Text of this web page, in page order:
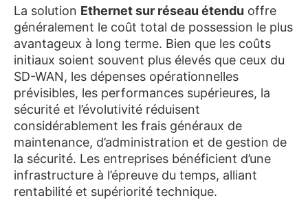
La solution Ethernet sur réseau étendu offre
généralement le coût total de possession le plus
avantageux à long terme. Bien que les coûts
initiaux soient souvent plus élevés que ceux du
SD-WAN, les dépenses opérationnelles
prévisibles, les performances supérieures, la
sécurité et l’évolutivité réduisent
considérablement les frais généraux de
maintenance, d’administration et de gestion de
la sécurité. Les entreprises bénéficient d’une
infrastructure à l’épreuve du temps, alliant
rentabilité et supériorité technique.